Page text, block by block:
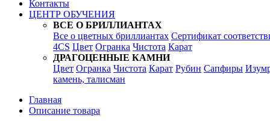
Контакты
ЦЕНТР ОБУЧЕНИЯ
ВСЕ О БРИЛЛИАНТАХ
Все о цветных бриллиантах Сертификат
4CS Цвет Огранка Чистота Карат
ДРАГОЦЕННЫЕ КАМНИ
Цвет Огранка Чистота Карат Рубин Сапфиры
камень, талисман
Главная
Описание товара